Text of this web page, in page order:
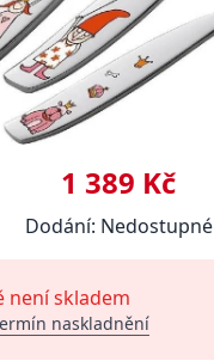
1 389 Kč
Dodání: Nedostupné
není skladem
naskladnění